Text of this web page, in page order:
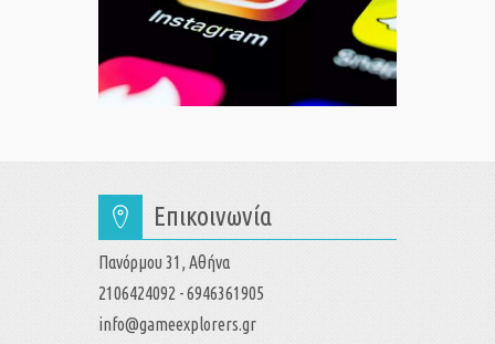
Επικοινωνία
Πανόρμου 31, Αθήνα
2106424092 - 6946361905
info@gameexplorers.gr